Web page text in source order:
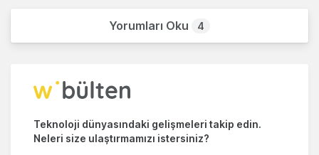
Yorumları Oku 4
Teknoloji dünyasındaki gelişmeleri takip edin.
Neleri size ulaştırmamızı istersiniz?